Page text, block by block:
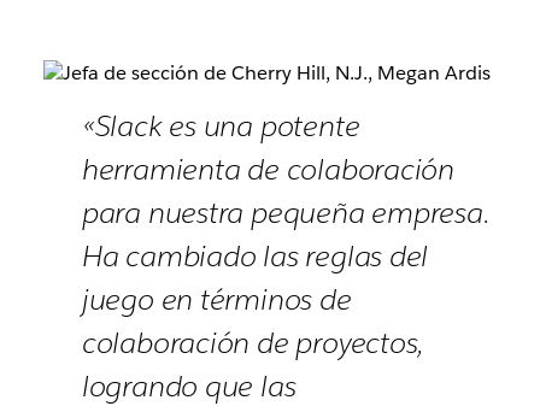
«Slack es una potente
herramienta de colaboración
para nuestra pequeña empresa.
Ha cambiado las reglas del
juego en términos de
colaboración de proyectos,
logrando que las